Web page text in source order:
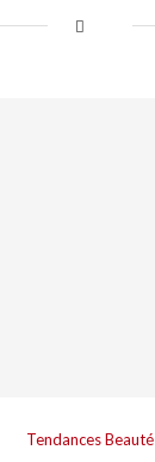
Tendances Beauté